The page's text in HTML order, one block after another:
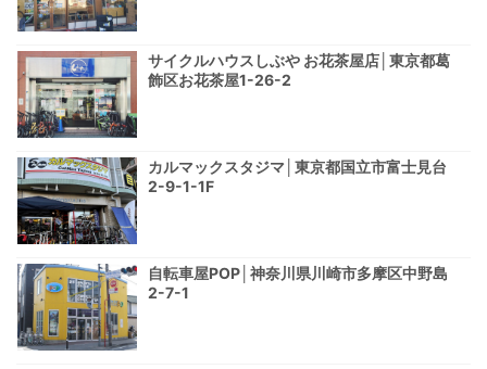
サイクルハウスしぶや お花茶屋店│東京都葛
飾区お花茶屋1-26-2
カルマックスタジマ│東京都国立市富士見台
2-9-1-1F
自転車屋POP│神奈川県川崎市多摩区中野島
2-7-1